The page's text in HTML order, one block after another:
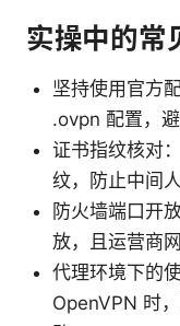
实操中的常
坚持使用官方
.ovpn 配置，
证书指纹核对
纹，防止中间人
防火墙端口开
放，且运营商
代理环境下的
OpenVPN 时